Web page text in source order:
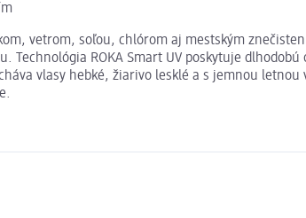
vetrom, soľou, chlórom aj mestským
Technológia ROKA Smart UV poskytuje
vlasy hebké, žiarivo lesklé a s jemnou